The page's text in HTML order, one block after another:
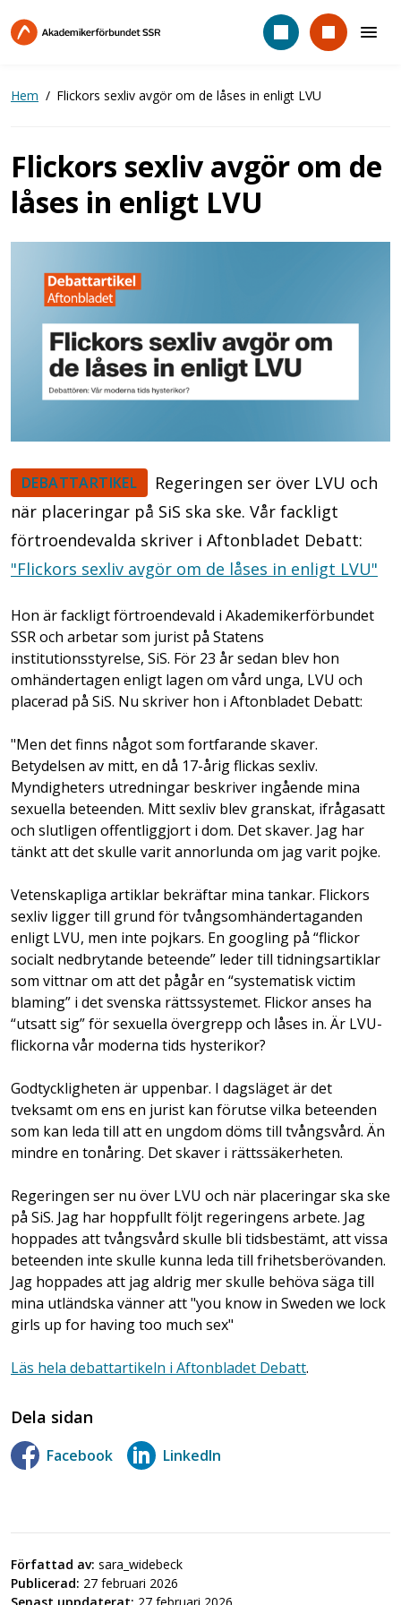
till
Hem Flickors sexliv avgör om de låses in enligt LVU
Flickors sexliv avgör om de
låses in enligt LVU
DEBATTARTIKEL
Regeringen ser över LVU och
när placeringar på SiS ska ske. Vår fackligt
förtroendevalda skriver i Aftonbladet Debatt:
"Flickors sexliv avgör om de låses in enligt LVU"
Hon är fackligt förtroendevald i Akademikerförbundet
SSR och arbetar som jurist på Statens
institutionsstyrelse, SiS. För 23 år sedan blev hon
omhändertagen enligt lagen om vård unga, LVU och
placerad på SiS. Nu skriver hon i Aftonbladet Debatt:
"Men det finns något som fortfarande skaver.
Betydelsen av mitt, en då 17-årig flickas sexliv.
Myndigheters utredningar beskriver ingående mina
sexuella beteenden. Mitt sexliv blev granskat, ifrågasatt
och slutligen offentliggjort i dom. Det skaver. Jag har
tänkt att det skulle varit annorlunda om jag varit pojke.
Vetenskapliga artiklar bekräftar mina tankar. Flickors
sexliv ligger till grund för tvångsomhändertaganden
enligt LVU, men inte pojkars. En googling på “flickor
socialt nedbrytande beteende” leder till tidningsartiklar
som vittnar om att det pågår en “systematisk victim
blaming” i det svenska rättssystemet. Flickor anses ha
“utsatt sig” för sexuella övergrepp och låses in. Är LVU-
flickorna vår moderna tids hysterikor?
Godtyckligheten är uppenbar. I dagsläget är det
tveksamt om ens en jurist kan förutse vilka beteenden
som kan leda till att en ungdom döms till tvångsvård. Än
mindre en tonåring. Det skaver i rättssäkerheten.
Regeringen ser nu över LVU och när placeringar ska ske
på SiS. Jag har hoppfullt följt regeringens arbete. Jag
hoppades att tvångsvård skulle bli tidsbestämt, att vissa
beteenden inte skulle kunna leda till frihetsberövanden.
Jag hoppades att jag aldrig mer skulle behöva säga till
mina utländska vänner att "you know in Sweden we lock
girls up for having too much sex"
Läs hela debattartikeln i Aftonbladet Debatt.
Dela sidan
Facebook LinkedIn
Författad av: sara_widebeck
Publicerad: 27 februari 2026
Senast uppdaterat: 27 februari 2026